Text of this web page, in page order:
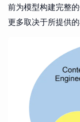
前为模型构建完整
更多取决于所提供